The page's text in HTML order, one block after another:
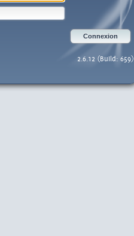
Connexion
2.6.12 (Build: 659)